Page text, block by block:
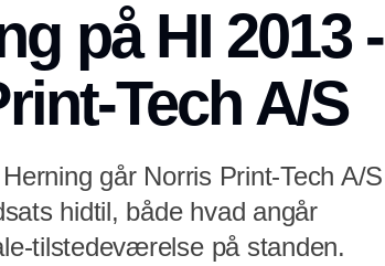
på HI 2013 -
Tech A/S
går Norris Print-Tech A/S
hidtil, både hvad angår
tilstedeværelse på standen.